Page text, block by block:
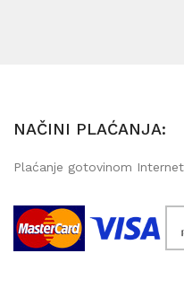
NAČINI PLAĆANJA:
Plaćanje gotovinom